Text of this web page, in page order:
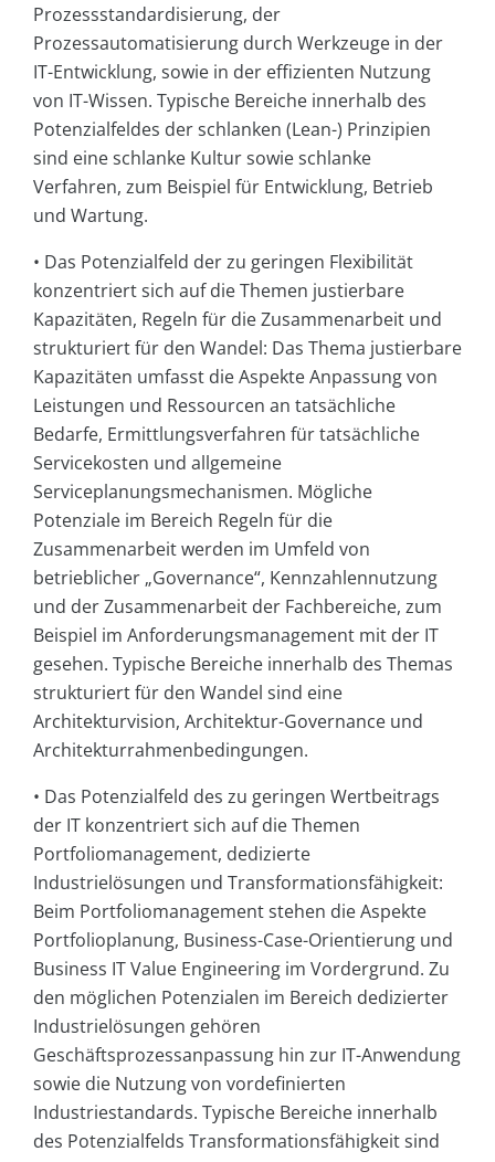
Prozessstandardisierung, der
Prozessautomatisierung durch Werkzeuge in der
IT-Entwicklung, sowie in der effizienten Nutzung
von IT-Wissen. Typische Bereiche innerhalb des
Potenzialfeldes der schlanken (Lean-) Prinzipien
sind eine schlanke Kultur sowie schlanke
Verfahren, zum Beispiel für Entwicklung, Betrieb
und Wartung.
• Das Potenzialfeld der zu geringen Flexibilität
konzentriert sich auf die Themen justierbare
Kapazitäten, Regeln für die Zusammenarbeit und
strukturiert für den Wandel: Das Thema justierbare
Kapazitäten umfasst die Aspekte Anpassung von
Leistungen und Ressourcen an tatsächliche
Bedarfe, Ermittlungsverfahren für tatsächliche
Servicekosten und allgemeine
Serviceplanungsmechanismen. Mögliche
Potenziale im Bereich Regeln für die
Zusammenarbeit werden im Umfeld von
betrieblicher „Governance“, Kennzahlennutzung
und der Zusammenarbeit der Fachbereiche, zum
Beispiel im Anforderungsmanagement mit der IT
gesehen. Typische Bereiche innerhalb des Themas
strukturiert für den Wandel sind eine
Architekturvision, Architektur-Governance und
Architekturrahmenbedingungen.
• Das Potenzialfeld des zu geringen Wertbeitrags
der IT konzentriert sich auf die Themen
Portfoliomanagement, dedizierte
Industrielösungen und Transformationsfähigkeit:
Beim Portfoliomanagement stehen die Aspekte
Portfolioplanung, Business-Case-Orientierung und
Business IT Value Engineering im Vordergrund. Zu
den möglichen Potenzialen im Bereich dedizierter
Industrielösungen gehören
Geschäftsprozessanpassung hin zur IT-Anwendung
sowie die Nutzung von vordefinierten
Industriestandards. Typische Bereiche innerhalb
des Potenzialfelds Transformationsfähigkeit sind